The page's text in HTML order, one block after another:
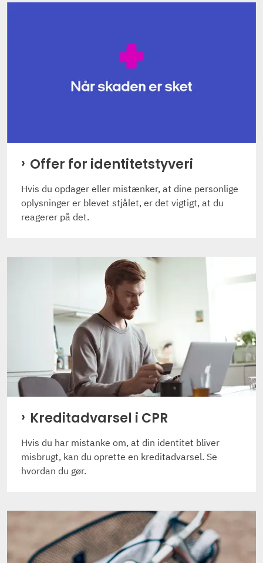
Offer for identitetstyveri
Hvis du opdager eller mistænker, at dine personlige
oplysninger er blevet stjålet, er det vigtigt, at du
reagerer på det.
Kreditadvarsel i CPR
Hvis du har mistanke om, at din identitet bliver
misbrugt, kan du oprette en kreditadvarsel. Se
hvordan du gør.